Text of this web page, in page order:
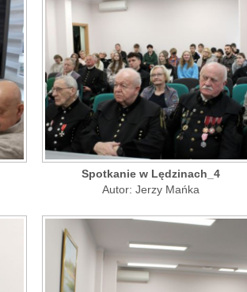
Spotkanie w Lędzinach_4
Autor: Jerzy Mańka